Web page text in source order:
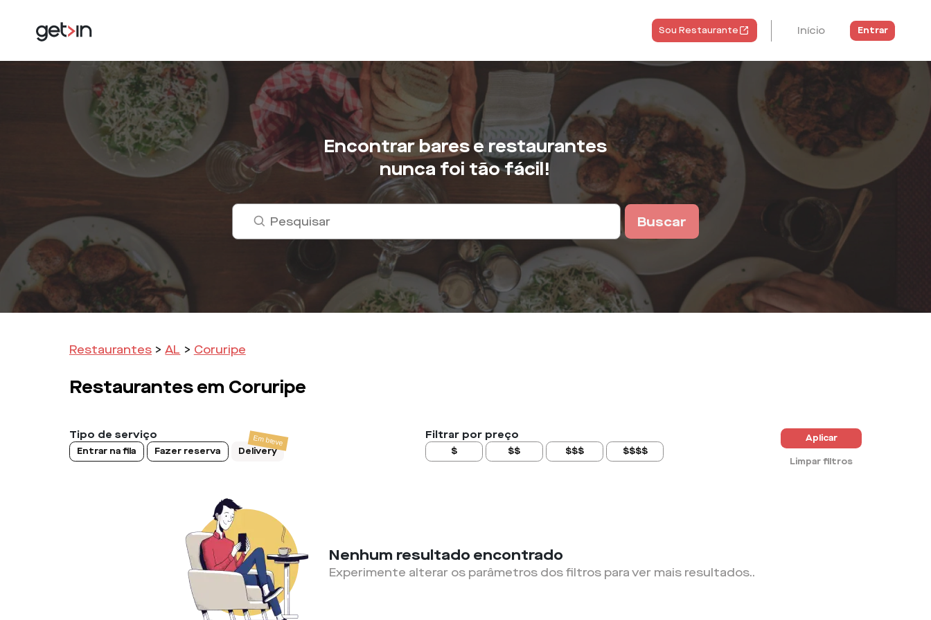
Sou Restaurante Início Entrar
Encontrar bares e restaurantes
nunca foi tão fácil!
Buscar
Restaurantes > AL > Coruripe
Restaurantes em Coruripe
Tipo de serviço
Entrar na fila Fazer reserva Delivery
Filtrar por preço
$ $$ $$$ $$$$
Aplicar
Limpar filtros
Nenhum resultado encontrado
Experimente alterar os parâmetros dos filtros para ver mais resultados..